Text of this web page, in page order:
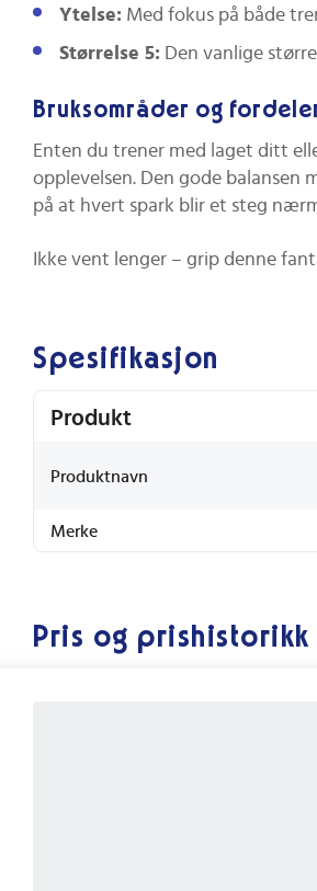
Ytelse: Med fokus på både
Størrelse 5: Den vanlige
Bruksområder og
Enten du trener med laget ditt
opplevelsen. Den gode
på at hvert spark blir et steg
Ikke vent lenger – grip denne
Spesifikasjon
Produkt
Produktnavn
Merke
Pris og prishistorikk